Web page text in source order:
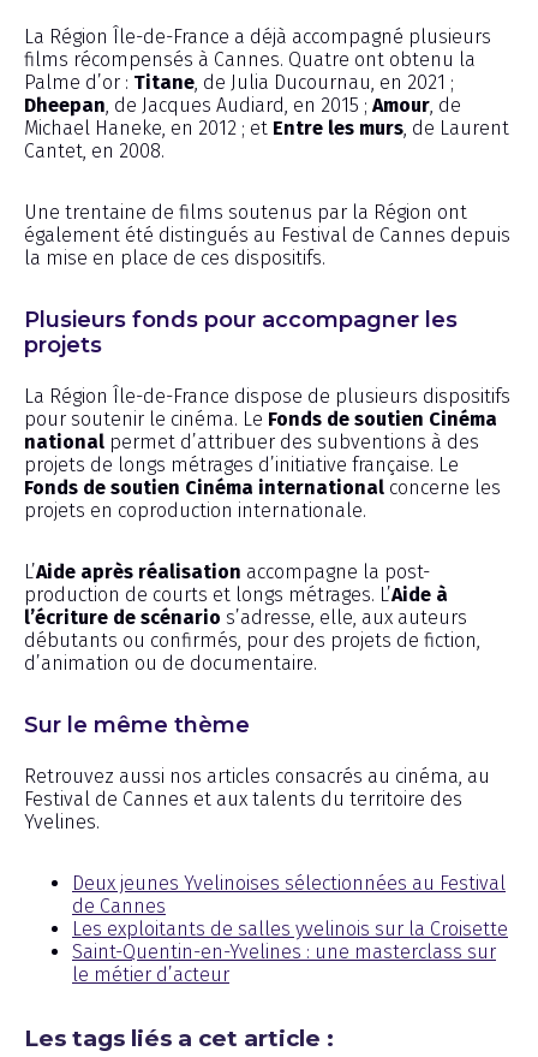
La Région Île-de-France a déjà accompagné plusieurs
films récompensés à Cannes. Quatre ont obtenu la
Palme d’or : Titane , de Julia Ducournau, en 2021 ;
Dheepan , de Jacques Audiard, en 2015 ; Amour , de
Michael Haneke, en 2012 ; et Entre les murs , de Laurent
Cantet, en 2008.
Une trentaine de films soutenus par la Région ont
également été distingués au Festival de Cannes depuis
la mise en place de ces dispositifs.
Plusieurs fonds pour accompagner les
projets
La Région Île-de-France dispose de plusieurs dispositifs
pour soutenir le cinéma. Le Fonds de soutien Cinéma
national permet d’attribuer des subventions à des
projets de longs métrages d’initiative française. Le
Fonds de soutien Cinéma international concerne les
projets en coproduction internationale.
L’Aide après réalisation accompagne la post-
production de courts et longs métrages. L’Aide à
l’écriture de scénario s’adresse, elle, aux auteurs
débutants ou confirmés, pour des projets de fiction,
d’animation ou de documentaire.
Sur le même thème
Retrouvez aussi nos articles consacrés au cinéma, au
Festival de Cannes et aux talents du territoire des
Yvelines.
Deux jeunes Yvelinoises sélectionnées au Festival
de Cannes
Les exploitants de salles yvelinois sur la Croisette
Saint-Quentin-en-Yvelines : une masterclass sur
le métier d’acteur
Les tags liés a cet article :